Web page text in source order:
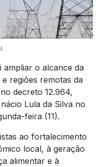
ampliar o alcance da
regiões remotas da
decreto 12.964,
Lula da Silva no
feira (11).
ao fortalecimento
local, à geração
alimentar e à